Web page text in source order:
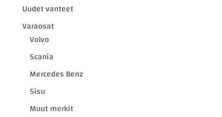
Uudet vanteet
Varaosat
Volvo
Scania
Mercedes Benz
Sisu
Muut merkit